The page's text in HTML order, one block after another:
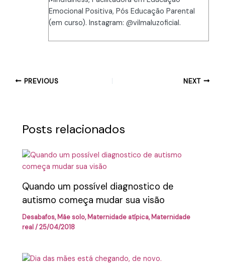
Emocional Positiva, Pós Educação Parental
(em curso). Instagram: @vilmaluzoficial.
PREVIOUS NEXT
Posts relacionados
Quando um possível diagnostico de
autismo começa mudar sua visão
Desabafos,Mãe solo,Maternidade atípica,Maternidade
real/25/04/2018